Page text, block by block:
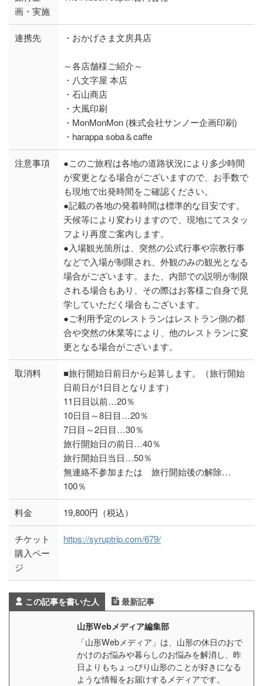
画・実施
連携先 ・おかげさま文房具店
～各店舗様ご紹介～
・八文字屋 本店
・石山商店
・大風印刷
・MonMonMon (株式会社サンノー企画印刷)
・harappa soba＆caffe
注意事項
●このご旅程は各地の道路状況により多少時間
が変更となる場合がございますので、お手数で
も現地で出発時間をご確認ください。
●記載の各地の発着時間は標準的な目安です。
天候等により変わりますので、現地にてスタッ
フより再度ご案内します。
●入場観光箇所は、突然の公式行事や宗教行事
などで入場が制限され、外観のみの観光となる
場合がございます。また、内部での説明が制限
される場合もあり、その際はお客様ご自身で見
学していただく場合もございます。
●ご利用予定のレストランはレストラン側の都
合や突然の休業等により、他のレストランに変
更となる場合がございます。
取消料
■旅行開始日前日から起算します。（旅行開始
日前日が1日目となります）
11日目以前…20％
10日目～8日目…20％
7日目～2日目…30％
旅行開始日の前日…40％
旅行開始日当日…50％
無連絡不参加または 旅行開始後の解除…
100％
料金 19,800円（税込）
チケット
購入ペー
ジ
https://syruptrip.com/679/
この記事を書いた人 最新記事
山形Webメディア編集部
「山形Webメディア」は、山形の休日のおで
かけのお悩みや暮らしのお悩みを解消し、昨
日よりもちょっぴり山形のことが好きになる
ような情報をお届けするメディアです。